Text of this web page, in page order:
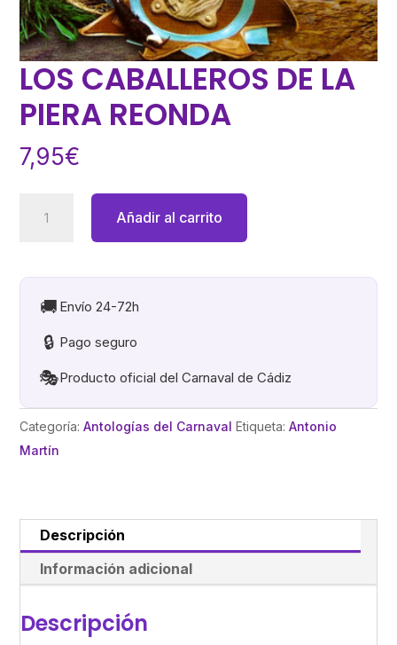
LOS CABALLEROS DE LA
PIERA REONDA
7,95€
CABALLEROS
LA
PIERA
cantidad
Añadir al carrito
🚚 Envío 24-72h
🔒 Pago seguro
🎭Producto oficial del Carnaval de Cádiz
Categoría:Antologías del Carnaval Etiqueta:Antonio
Martín
Descripción
Información adicional
Descripción